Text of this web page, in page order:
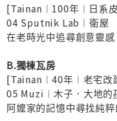
[Tainan︱100年︱日系
04 Sputnik Lab︱衛屋
在老時光中追尋創意靈感
B.獨棟瓦房
[Tainan︱40年︱老宅改
05 Muzi︱木子．大地的
阿嬤家的記憶中尋找純